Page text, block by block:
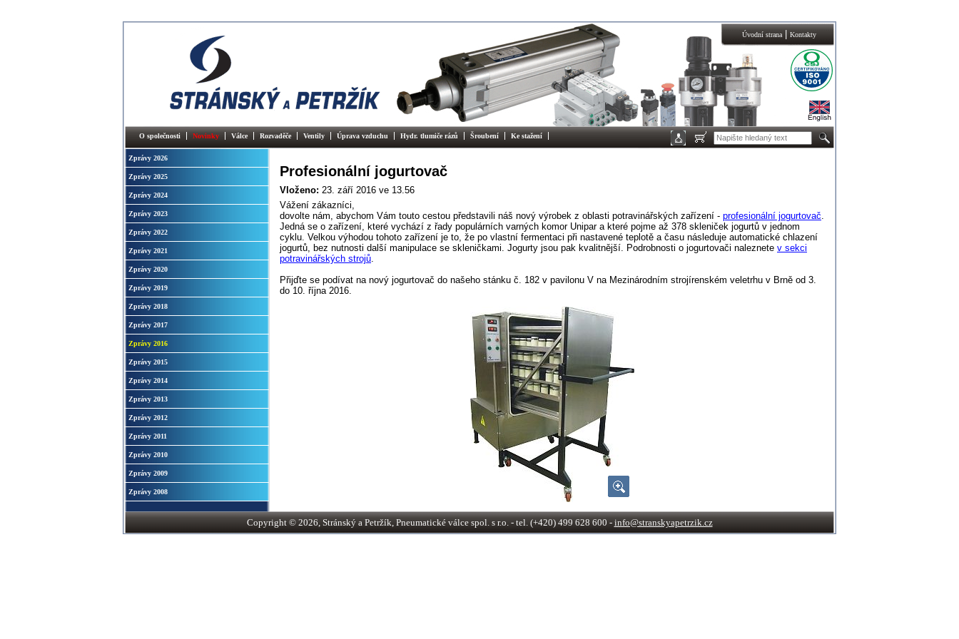
Úvodní strana| Kontakty
O společnosti Novinky Válce Rozvaděče Ventily Úprava vzduchu Hydr. tlumiče rázů Šroubení Ke stažení
Zprávy 2026
Zprávy 2025
Zprávy 2024
Zprávy 2023
Zprávy 2022
Zprávy 2021
Zprávy 2020
Zprávy 2019
Zprávy 2018
Zprávy 2017
Zprávy 2016
Zprávy 2015
Zprávy 2014
Zprávy 2013
Zprávy 2012
Zprávy 2011
Zprávy 2010
Zprávy 2009
Zprávy 2008
Profesionální jogurtovač
Vloženo: 23. září 2016 ve 13.56
Vážení zákazníci,
dovolte nám, abychom Vám touto cestou představili náš nový výrobek z oblasti potravinářských zařízení - profesionální jogurtovač.
Jedná se o zařízení, které vychází z řady populárních varných komor Unipar a které pojme až 378 skleniček jogurtů v jednom
cyklu. Velkou výhodou tohoto zařízení je to, že po vlastní fermentaci při nastavené teplotě a času následuje automatické chlazení
jogurtů, bez nutnosti další manipulace se skleničkami. Jogurty jsou pak kvalitnější. Podrobnosti o jogurtovači naleznete v sekci
potravinářských strojů.
Přijďte se podívat na nový jogurtovač do našeho stánku č. 182 v pavilonu V na Mezinárodním strojírenském veletrhu v Brně od 3.
do 10. října 2016.
Copyright © 2026, Stránský a Petržík, Pneumatické válce spol. s r.o. - tel. (+420) 499 628 600 - info@stranskyapetrzik.cz